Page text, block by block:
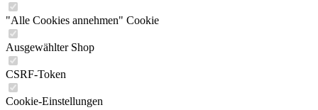
"Alle Cookies annehmen" Cookie
Ausgewählter Shop
CSRF-Token
Cookie-Einstellungen